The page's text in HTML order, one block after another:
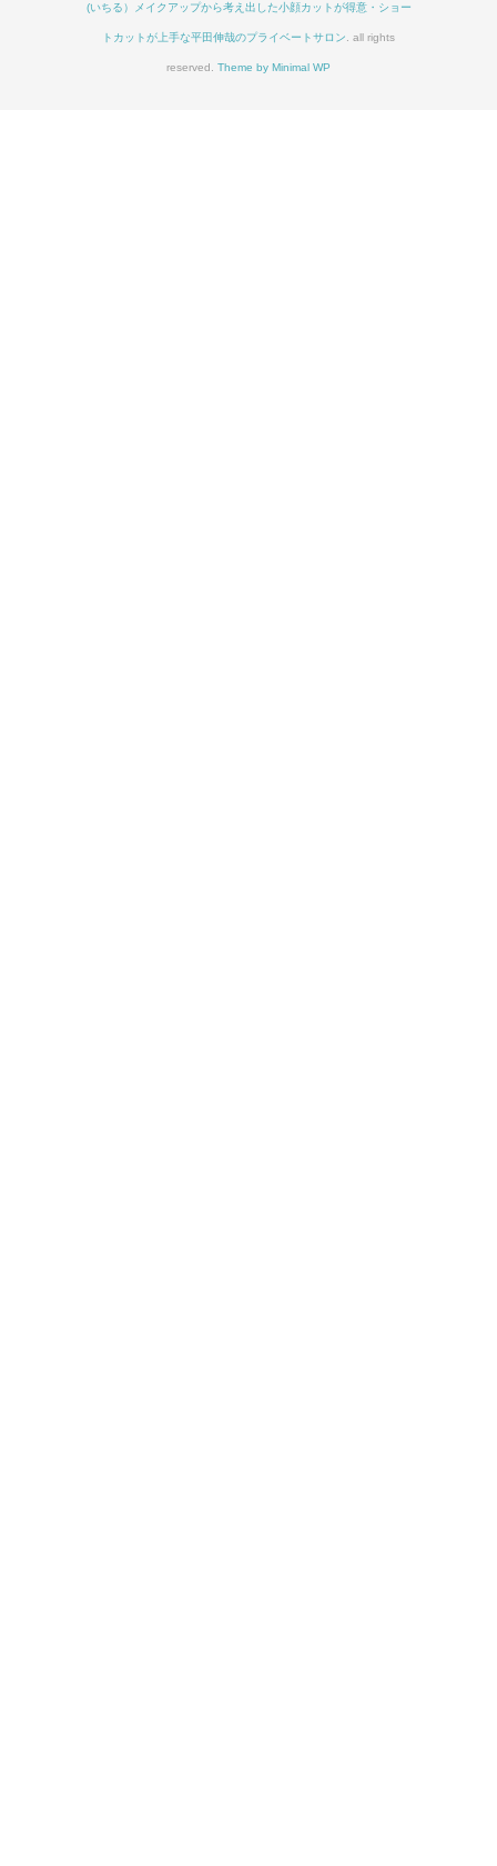
(いちる）メイクアップから考え出した小顔カットが得意・ショー
トカットが上手な平田伸哉のプライベートサロン. all rights
reserved. Theme by Minimal WP